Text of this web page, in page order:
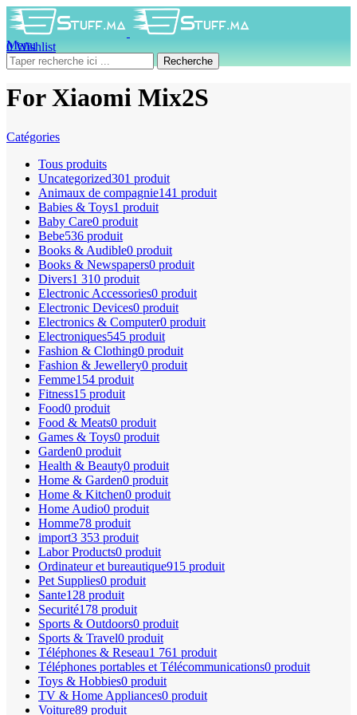
0Wishlist
0produit 0DH
Menu
Recherche
For Xiaomi Mix2S
Catégories
Tous produits
Uncategorized301 produit
Animaux de compagnie141 produit
Babies & Toys1 produit
Baby Care0 produit
Bebe536 produit
Books & Audible0 produit
Books & Newspapers0 produit
Divers1 310 produit
Electronic Accessories0 produit
Electronic Devices0 produit
Electronics & Computer0 produit
Electroniques545 produit
Fashion & Clothing0 produit
Fashion & Jewellery0 produit
Femme154 produit
Fitness15 produit
Food0 produit
Food & Meats0 produit
Games & Toys0 produit
Garden0 produit
Health & Beauty0 produit
Home & Garden0 produit
Home & Kitchen0 produit
Home Audio0 produit
Homme78 produit
import3 353 produit
Labor Products0 produit
Ordinateur et bureautique915 produit
Pet Supplies0 produit
Sante128 produit
Securité178 produit
Sports & Outdoors0 produit
Sports & Travel0 produit
Téléphones & Reseau1 761 produit
Téléphones portables et Télécommunications0 produit
Toys & Hobbies0 produit
TV & Home Appliances0 produit
Voiture89 produit